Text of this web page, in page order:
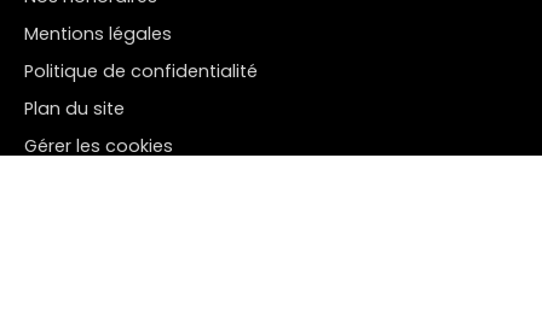
Mentions légales
Politique de confidentialité
Plan du site
Gérer les cookies